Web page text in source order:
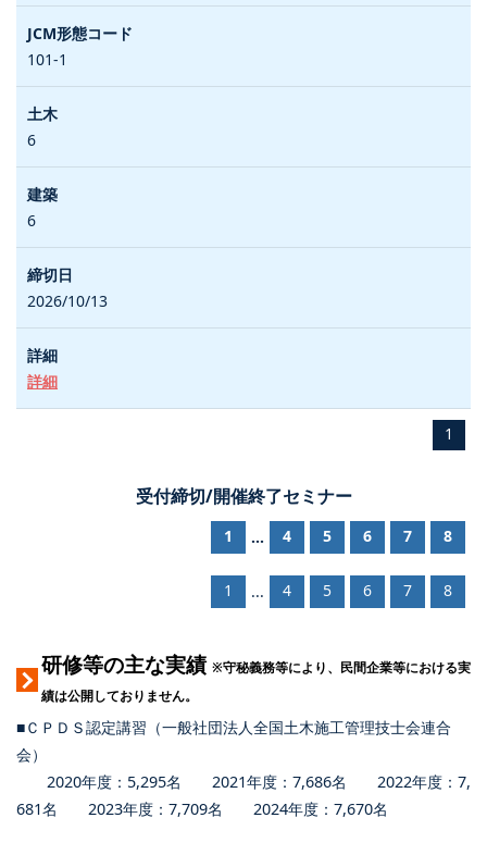
101-1
6
6
2026/10/13
詳細
1
受付締切/開催終了セミナー
1 ... 4 5 6 7 8
1 ... 4 5 6 7 8
研修等の主な実績 ※守秘義務等により、民間企業等における実
績は公開しておりません。
■ＣＰＤＳ認定講習（一般社団法人全国土木施工管理技士会連合
会）
2020年度：5,295名 2021年度：7,686名 2022年度：7,
681名 2023年度：7,709名 2024年度：7,670名